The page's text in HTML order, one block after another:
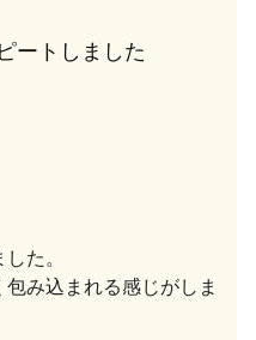
ートしました
た。
み込まれる感じがしま